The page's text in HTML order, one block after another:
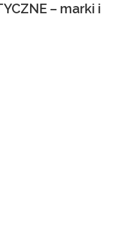
– marki i